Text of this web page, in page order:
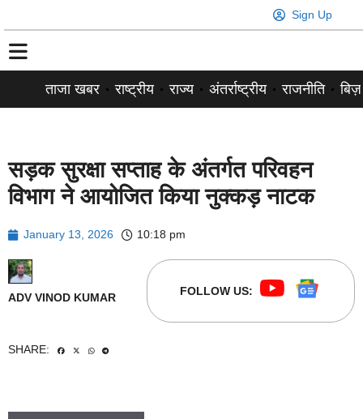
Sign Up
ताजा खबर राष्ट्रीय राज्य अंतर्राष्ट्रीय राजनीति
सड़क सुरक्षा सप्ताह के अंतर्गत परिवहन
विभाग ने आयोजित किया नुक्कड़ नाटक
January 13, 2026 10:18 pm
ADV VINOD KUMAR FOLLOW US:
SHARE: